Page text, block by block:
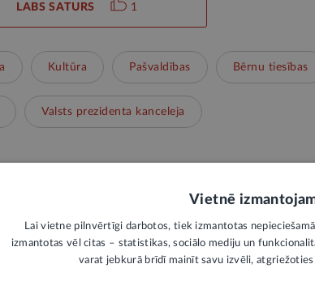
LABS SATURS 1
Kultūra Pašvaldības Bērnu tiesības
Valsts prezidenta kanceleja
Vietnē
Lai vietne pilnvērtīgi darbotos, tiek izmantotas
izmantotas vēl citas – statistikas, sociālo mediju un
varat jebkurā brīdī mainīt savu izvēli, atgriežoties